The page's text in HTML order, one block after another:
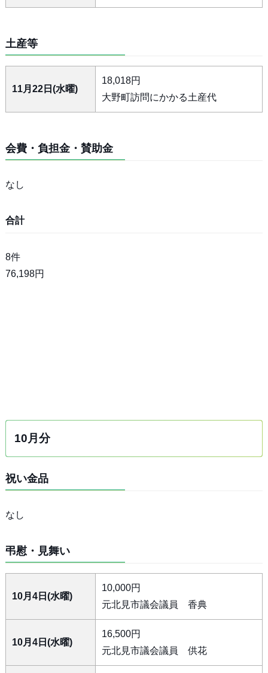
土産等
11月22日(水曜)
18,018円
大野町訪問にかかる土産代
会費・負担金・賛助金
なし
合計
8件
76,198円
10月分
祝い金品
なし
弔慰・見舞い
10月4日(水曜)
10,000円
元北見市議会議員 香典
10月4日(水曜)
16,500円
元北見市議会議員 供花